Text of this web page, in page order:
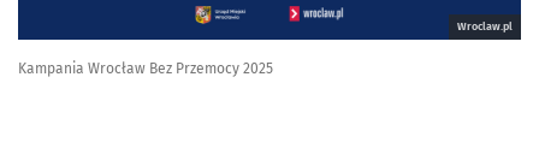
Wroclaw.pl
Kampania Wrocław Bez Przemocy 2025